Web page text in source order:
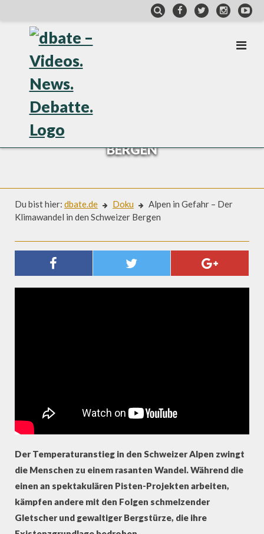
content
ALPEN IN GEFAHR – DER
KLIMAWANDEL IN DEN SCHWEIZER
BERGEN
Du bist hier: dbate.de Doku
Alpen in Gefahr – Der
Klimawandel in den Schweizer Bergen
ALPEN IN GEFAHR – DER
KLIMAWANDEL IN DEN
SCHWEIZER BERGEN
Der Temperaturanstieg in den Schweizer Alpen zwingt
die Menschen zu einem rasanten Wandel. Während die
einen an spektakulären Pisten-Projekten arbeiten,
kämpfen andere mit den Folgen schmelzender
Gletscher und gewaltiger Bergstürze, die ihre